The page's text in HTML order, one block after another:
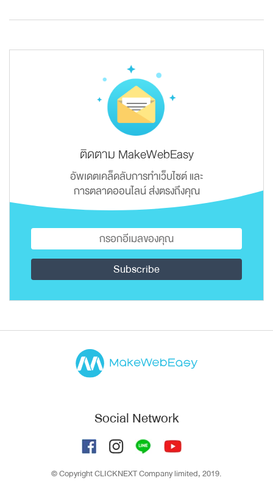
ติดตาม MakeWebEasy
อัพเดตเคล็ดลับการทำเว็บไซต์ และ
การตลาดออนไลน์ ส่งตรงถึงคุณ
Social Network
© Copyright CLICKNEXT Company limited, 2019.